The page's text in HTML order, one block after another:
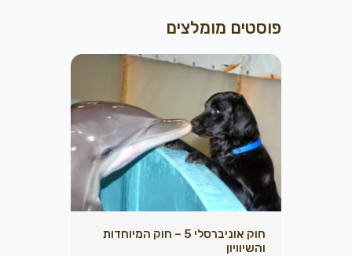
פוסטים מומלצים
חוק אוניברסלי 5 – חוק המיוחדות
והשיוויון